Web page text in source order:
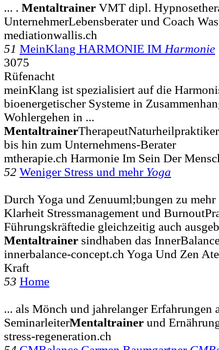
... . Mentaltrainer VMT dipl.
UnternehmerLebensberater und Coach
mediationwallis.ch
51 MeinKlang HARMONIE IM Harmonie
3075
Rüfenacht
meinKlang ist spezialisiert auf die
bioenergetischer Systeme in
Wohlergehen in ...
Mentaltrainer
bis hin zum Unternehmens-Berater
mtherapie.ch Harmonie Im Sein Der
52 Weniger Stress und mehr Yoga
Durch Yoga und Zenuuml;bungen zu
Klarheit Stressmanagement und
Führungskräftedie gleichzeitig auch
Mentaltrainer sindhaben das
innerbalance-concept.ch Yoga Und Zen
Kraft
53 Home
... als Mönch und jahrelanger Erfahrungen
SeminarleiterMentaltrainer und
stress-regeneration.ch